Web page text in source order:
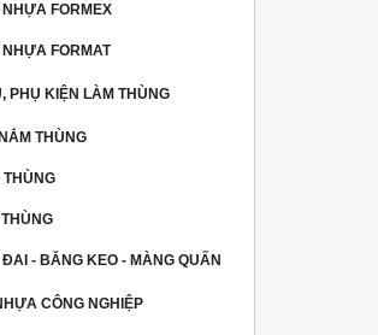
FORMEX
FORMAT
PHỤ KIỆN LÀM THÙNG
THÙNG
THÙNG
ĐAI - BĂNG KEO - MÀNG QUẤN
CÔNG NGHIỆP